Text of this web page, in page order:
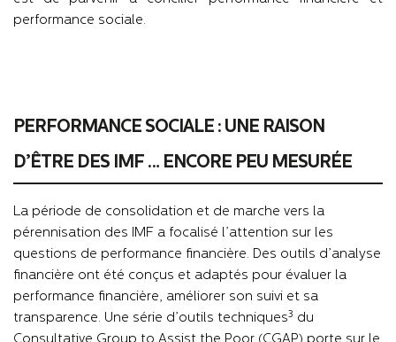
performance sociale.
PERFORMANCE SOCIALE : UNE RAISON
D’ÊTRE DES IMF … ENCORE PEU MESURÉE
La période de consolidation et de marche vers la
pérennisation des IMF a focalisé l’attention sur les
questions de performance financière. Des outils d’analyse
financière ont été conçus et adaptés pour évaluer la
performance financière, améliorer son suivi et sa
transparence. Une série d’outils techniques3 du